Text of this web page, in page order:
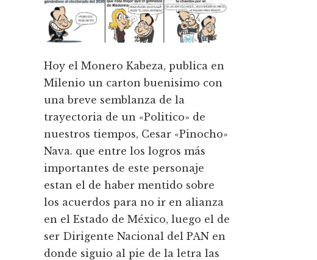
Hoy el Monero Kabeza, publica en
Milenio un carton buenisimo con
una breve semblanza de la
trayectoria de un «Politico» de
nuestros tiempos, Cesar «Pinocho»
Nava. que entre los logros más
importantes de este personaje
estan el de haber mentido sobre
los acuerdos para no ir en alianza
en el Estado de México, luego el de
ser Dirigente Nacional del PAN en
donde siguio al pie de la letra las